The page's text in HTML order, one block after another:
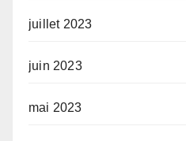
juillet 2023
juin 2023
mai 2023